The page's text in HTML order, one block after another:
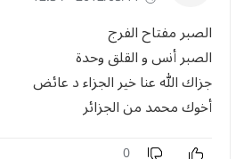
الصبر مفتاح الفرج
الصبر أنس و القلق وحدة
جزاك الله عنا خير الجزاء د عائض
أخوك محمد من الجزائر
0